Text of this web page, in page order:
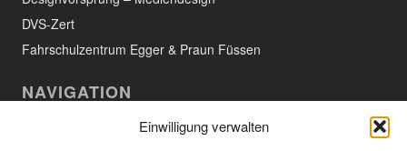
Einwilligung verwalten
DVS-Zert
Fahrschulzentrum Egger & Praun Füssen
NAVIGATION